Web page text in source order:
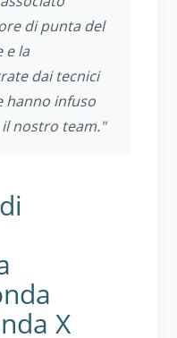
di punta del
e la
dai tecnici
hanno infuso
nostro team."
X